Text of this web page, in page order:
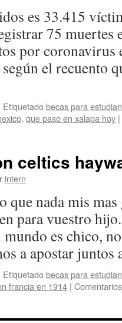
es 33.415
75 muertes
por coronavirus
según el recuento
Etiquetadobecas para
, que paso en xalapa hoy |
celtics
intern
que nada mis
para vuestro
es chico,
a apostar
Etiquetadobecas para
francia en 1914 |